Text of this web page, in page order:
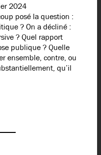
2024
posé la question :
? On a décliné :
? Quel rapport
publique ? Quelle
ensemble, contre, ou
qu’il